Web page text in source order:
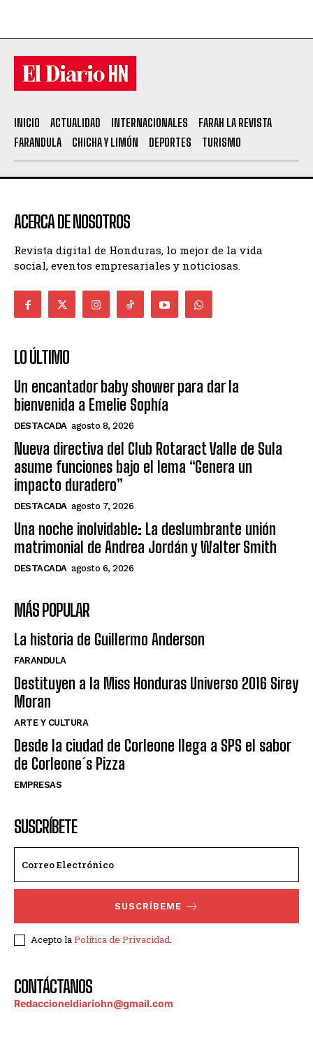
INICIO ACTUALIDAD INTERNACIONALES
FARAH LA REVISTA
FARANDULA
CHICHA Y LIMÓN DEPORTES TURISMO
ACERCA DE NOSOTROS
Revista digital de Honduras, lo mejor de la vida
social, eventos empresariales y noticiosas.
LO ÚLTIMO
Un encantador baby shower para dar la
bienvenida a Emelie Sophía
DESTACADA agosto 8, 2026
Nueva directiva del Club Rotaract Valle de Sula
asume funciones bajo el lema “Genera un
impacto duradero”
DESTACADA agosto 7, 2026
Una noche inolvidable: La deslumbrante unión
matrimonial de Andrea Jordán y Walter Smith
DESTACADA agosto 6, 2026
MÁS POPULAR
La historia de Guillermo Anderson
FARANDULA
Destituyen a la Miss Honduras Universo 2016 Sirey
Moran
ARTE Y CULTURA
Desde la ciudad de Corleone llega a SPS el sabor
de Corleone´s Pizza
EMPRESAS
SUSCRÍBETE
SUSCRÍBEME
Acepto laPolítica de Privacidad.
CONTÁCTANOS
Redaccioneldiariohn@gmail.com